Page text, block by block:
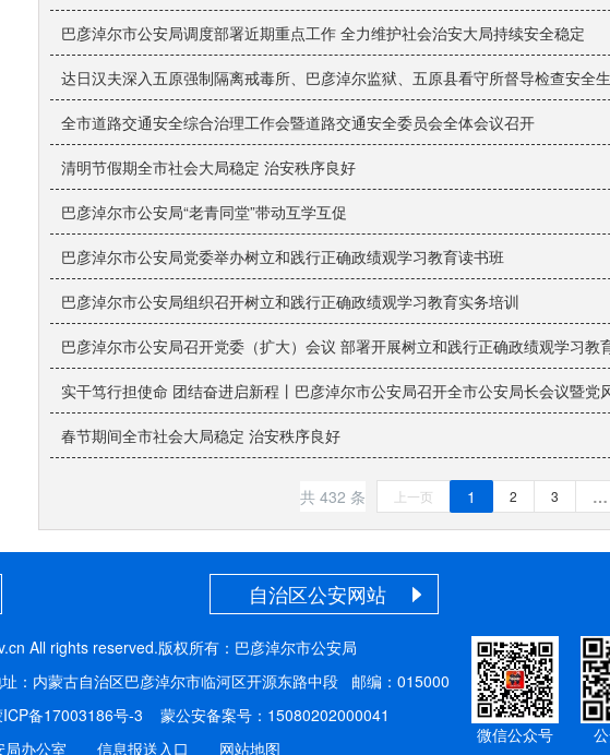
巴彦淖尔市公安局调度部署近期重点工作 全力维护社会治安大局持续安全稳定
达日汉夫深入五原强制隔离戒毒所、巴彦淖尔监狱、五原县看守所督导检查安全
全市道路交通安全综合治理工作会暨道路交通安全委员会全体会议召开
清明节假期全市社会大局稳定 治安秩序良好
巴彦淖尔市公安局“老青同堂”带动互学互促
巴彦淖尔市公安局党委举办树立和践行正确政绩观学习教育读书班
巴彦淖尔市公安局组织召开树立和践行正确政绩观学习教育实务培训
巴彦淖尔市公安局召开党委（扩大）会议 部署开展树立和践行正确政绩观学习教
实干笃行担使命 团结奋进启新程丨巴彦淖尔市公安局召开全市公安局长会议暨党
春节期间全市社会大局稳定 治安秩序良好
共 432 条 上一页 1 2 3 …
自治区公安网站
All rights reserved.版权所有：巴彦淖尔市公安局
：内蒙古自治区巴彦淖尔市临河区开源东路中段 邮编：015000
备17003186号-3 蒙公安备案号： 15080202000041
局办公室 信息报送入口 网站地图
微信公众号